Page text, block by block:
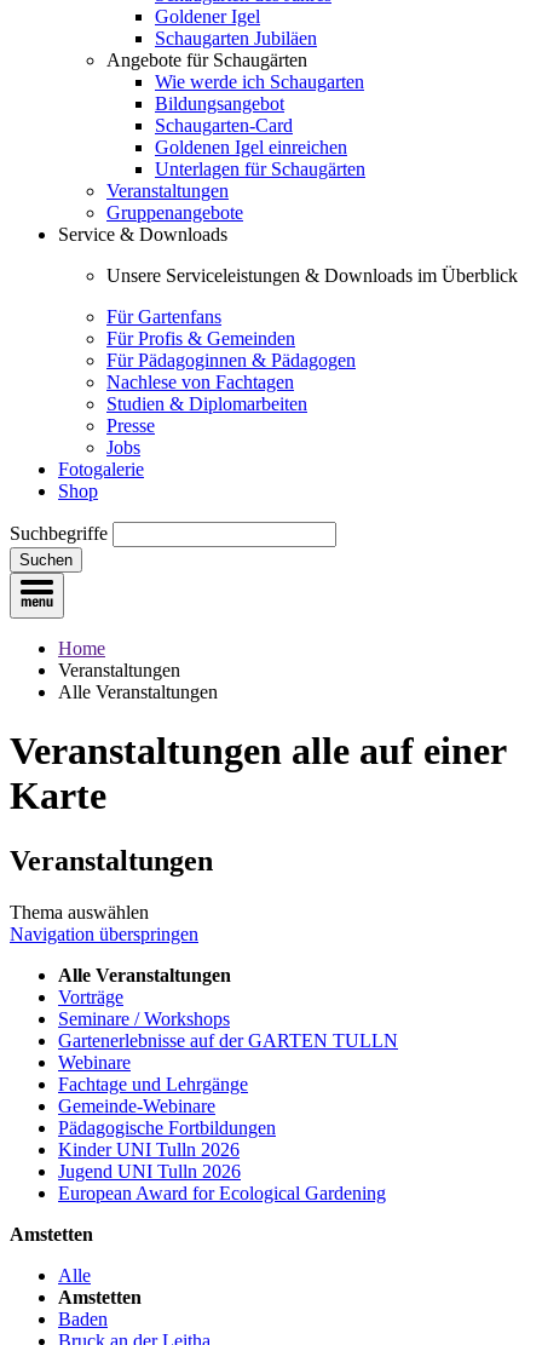
Goldener Igel
Schaugarten Jubiläen
Angebote für Schaugärten
Wie werde ich Schaugarten
Bildungsangebot
Schaugarten-Card
Goldenen Igel einreichen
Unterlagen für Schaugärten
Veranstaltungen
Gruppenangebote
Service & Downloads
Unsere Serviceleistungen & Downloads im Überblick
Für Gartenfans
Für Profis & Gemeinden
Für Pädagoginnen & Pädagogen
Nachlese von Fachtagen
Studien & Diplomarbeiten
Presse
Jobs
Fotogalerie
Shop
Suchbegriffe
Suchen
Home
Veranstaltungen
Alle Veranstaltungen
Veranstaltungen alle auf einer
Karte
Veranstaltungen
Thema auswählen
Navigation überspringen
Alle Veranstaltungen
Vorträge
Seminare / Workshops
Gartenerlebnisse auf der GARTEN TULLN
Webinare
Fachtage und Lehrgänge
Gemeinde-Webinare
Pädagogische Fortbildungen
Kinder UNI Tulln 2026
Jugend UNI Tulln 2026
European Award for Ecological Gardening
Amstetten
Alle
Amstetten
Baden
Bruck an der Leitha